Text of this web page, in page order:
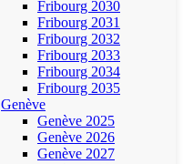
Fribourg 2030
Fribourg 2031
Fribourg 2032
Fribourg 2033
Fribourg 2034
Fribourg 2035
Genève
Genève 2025
Genève 2026
Genève 2027